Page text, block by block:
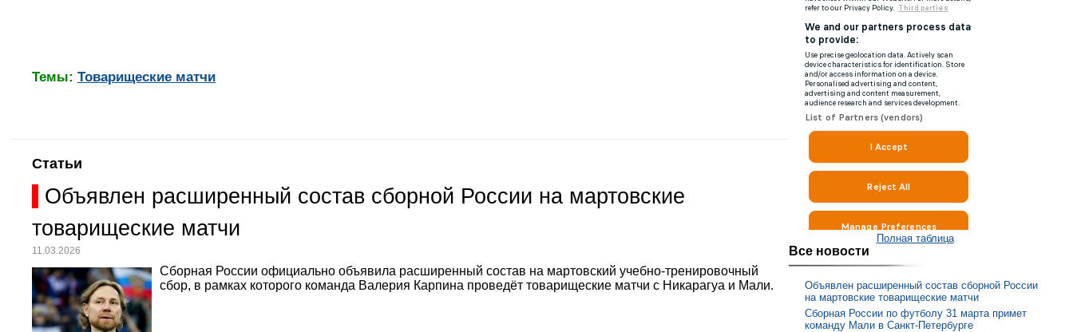
Темы: Товарищеские матчи
Статьи
Объявлен расширенный состав сборной России на мартовские
товарищеские матчи
11.03.2026
Сборная России официально объявила расширенный состав на мартовский учебно-тренировочный
сбор, в рамках которого команда Валерия Карпина проведёт товарищеские матчи с Никарагуа и Мали.
Полная таблица
Все новости
Объявлен расширенный состав сборной России
на мартовские товарищеские матчи
Сборная России по футболу 31 марта примет
команду Мали в Санкт-Петербурге